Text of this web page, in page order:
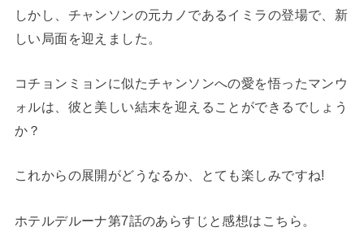
しかし、チャンソンの元カノであるイミラの登場で、新
しい局面を迎えました。
コチョンミョンに似たチャンソンへの愛を悟ったマンウ
ォルは、彼と美しい結末を迎えることができるでしょう
か？
これからの展開がどうなるか、とても楽しみですね!
ホテルデルーナ第7話のあらすじと感想はこちら。